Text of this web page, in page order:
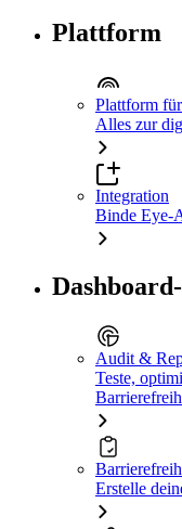
Plattform
Plattform
Alles zur
Integration
Binde Eye-
Audit &
Teste,
Erstelle